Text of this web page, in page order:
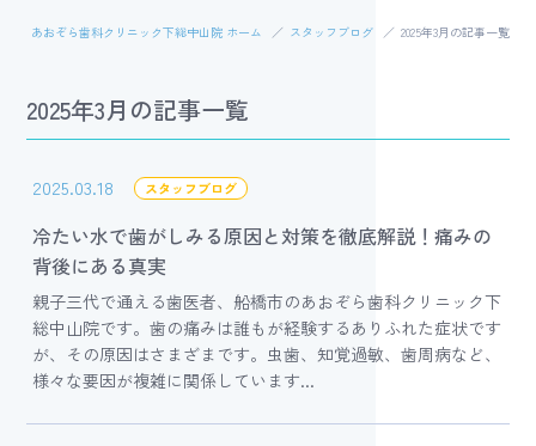
あおぞら歯科クリニック下総中山院 ホーム スタッフブログ 2025年3月の記事一覧
2025年3月の記事一覧
2025.03.18 スタッフブログ
冷たい水で歯がしみる原因と対策を徹底解説！痛みの
背後にある真実
親子三代で通える歯医者、船橋市のあおぞら歯科クリニック下
総中山院です。歯の痛みは誰もが経験するありふれた症状です
が、その原因はさまざまです。虫歯、知覚過敏、歯周病など、
様々な要因が複雑に関係しています...